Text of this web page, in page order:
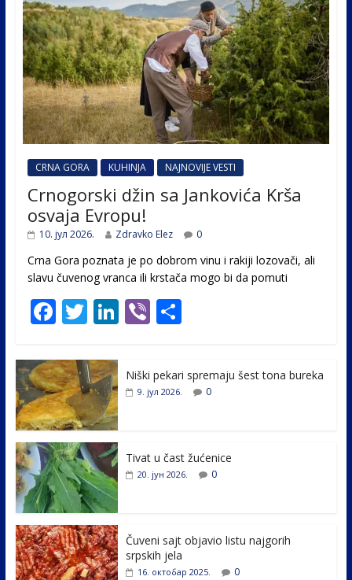
CRNA GORA KUHINJA NAJNOVIJE VESTI
Crnogorski džin sa Jankovića Krša
osvaja Evropu!
10. јул 2026. Zdravko Elez 0
Crna Gora poznata je po dobrom vinu i rakiji lozovači, ali
slavu čuvenog vranca ili krstača mogo bi da pomuti
F
e
b
o
o
k
T
itt
er
Li
e
Vi
er
S
e
Niški pekari spremaju šest tona bureka
9. јул 2026. 0
Tivat u čast žućenice
20. јун 2026. 0
Čuveni sajt objavio listu najgorih
srpskih jela
16. октобар 2025. 0